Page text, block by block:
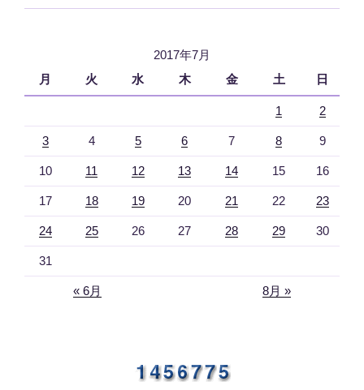
2017年7月
月
火 水 木 金 土 日
1 2
3 4 5 6 7 8 9
10 11 12 13 14 15 16
17 18 19 20 21 22 23
24 25 26 27 28 29 30
31
« 6月 8月 »